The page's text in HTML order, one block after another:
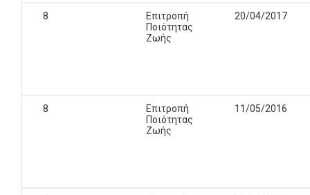
8
Επιτροπή
Ποιότητας
Ζωής
20/04/2017
8
Επιτροπή
Ποιότητας
Ζωής
11/05/2016